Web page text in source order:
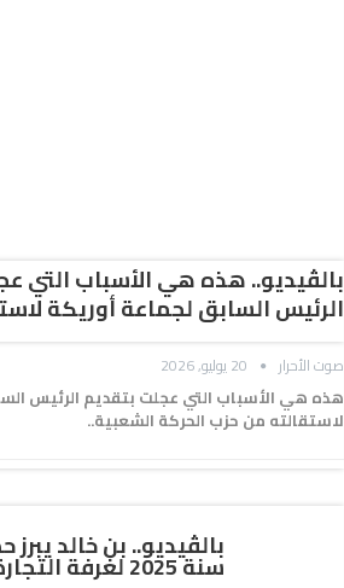
بالڤيديو.. هذه هي الأسباب التي
الرئيس السابق لجماعة أوريكة
صوت الأحرار 20 يوليو, 2026
هذه هي الأسباب التي عجلت بتقديم الرئيس
لاستقالته من حزب الحركة الشعبية..
بالڤيديو.. بن خالد
سنة 2025 لغرفة التجارة والصناعة…